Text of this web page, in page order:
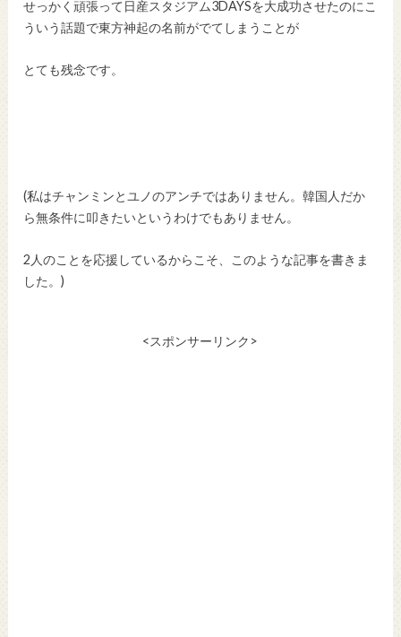
せっかく頑張って日産スタジアム3DAYSを大成功させたのにこ
ういう話題で東方神起の名前がでてしまうことが
とても残念です。
(私はチャンミンとユノのアンチではありません。韓国人だか
ら無条件に叩きたいというわけでもありません。
2人のことを応援しているからこそ、このような記事を書きま
した。)
<スポンサーリンク>